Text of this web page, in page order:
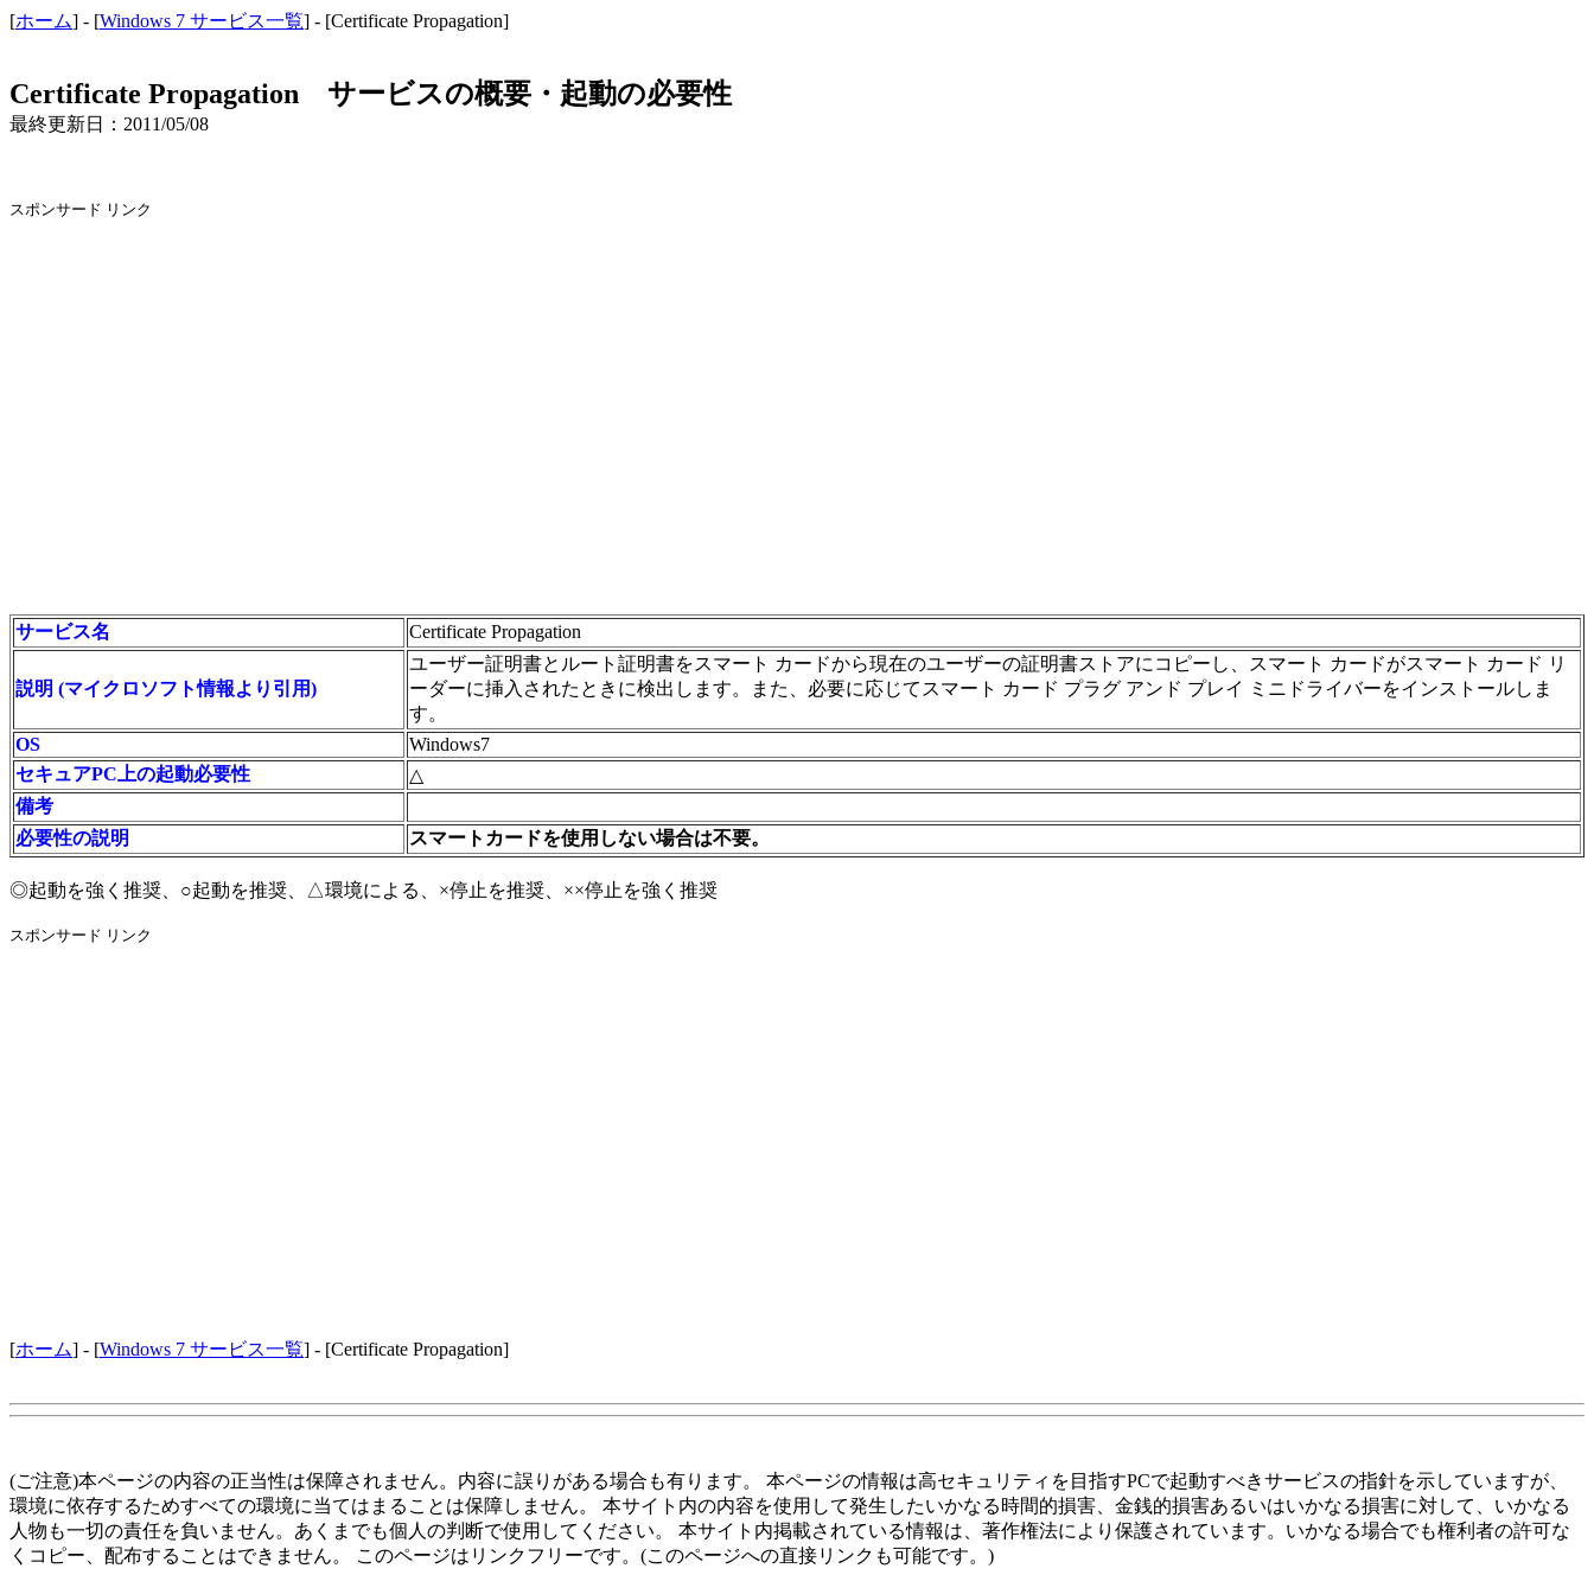
[ホーム] - [Windows 7 サービス一覧] - [Certificate Propagation]
Certificate Propagation サービスの概要・起動の必要性
最終更新日：2011/05/08
スポンサード リンク
サービス名 Certificate Propagation
説明 (マイクロソフト情報より引用)
ユーザー証明書とルート証明書をスマート カードから現在のユーザーの証明書ストアにコピーし、スマート カードがスマート カード リ
ーダーに挿入されたときに検出します。また、必要に応じてスマート カード プラグ アンド プレイ ミニドライバーをインストールしま
す。
OS
Windows7
セキュアPC上の起動必要性
△
備考
必要性の説明
スマートカードを使用しない場合は不要。
◎起動を強く推奨、○起動を推奨、△環境による、×停止を推奨、××停止を強く推奨
スポンサード リンク
[ホーム] - [Windows 7 サービス一覧] - [Certificate Propagation]
(ご注意)本ページの内容の正当性は保障されません。内容に誤りがある場合も有ります。 本ページの情報は高セキュリティを目指すPCで起動すべきサービスの指針を示していますが、
環境に依存するためすべての環境に当てはまることは保障しません。 本サイト内の内容を使用して発生したいかなる時間的損害、金銭的損害あるいはいかなる損害に対して、いかなる
人物も一切の責任を負いません。あくまでも個人の判断で使用してください。 本サイト内掲載されている情報は、著作権法により保護されています。いかなる場合でも権利者の許可な
くコピー、配布することはできません。 このページはリンクフリーです。(このページへの直接リンクも可能です。)